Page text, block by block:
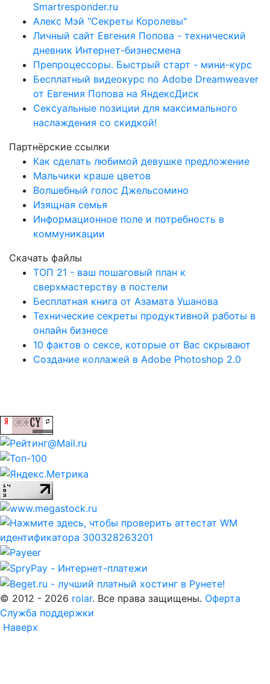
Smartresponder.ru
Алекс Мэй "Секреты Королевы"
Личный сайт Евгения Попова - технический
дневник Интернет-бизнесмена
Препроцессоры. Быстрый старт - мини-курс
Бесплатный видеокурс по Adobe Dreamweaver
от Евгения Попова на ЯндексДиск
Сексуальные позиции для максимального
наслаждения со скидкой!
Партнёрские ссылки
Как сделать любимой девушке предложение
Мальчики краше цветов
Волшебный голос Джельсомино
Изящная семья
Информационное поле и потребность в
коммуникации
Скачать файлы
ТОП 21 - ваш пошаговый план к
сверхмастерству в постели
Бесплатная книга от Азамата Ушанова
Технические секреты продуктивной работы в
онлайн бизнесе
10 фактов о сексе, которые от Вас скрывают
Создание коллажей в Adobe Photoshop 2.0
© 2012 - 2026 rolar. Все права защищены. Оферта
Служба поддержки
Наверх